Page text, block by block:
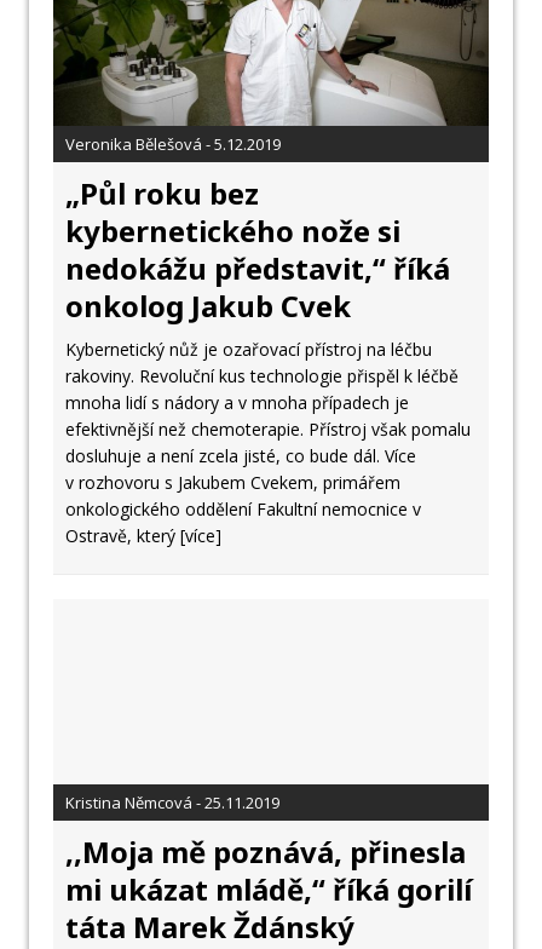
Veronika Bělešová - 5.12.2019
„Půl roku bez
kybernetického nože si
nedokážu představit,“ říká
onkolog Jakub Cvek
Kybernetický nůž je ozařovací přístroj na léčbu
rakoviny. Revoluční kus technologie přispěl k léčbě
mnoha lidí s nádory a v mnoha případech je
efektivnější než chemoterapie. Přístroj však pomalu
dosluhuje a není zcela jisté, co bude dál. Více
v rozhovoru s Jakubem Cvekem, primářem
onkologického oddělení Fakultní nemocnice v
Ostravě, který [více]
Kristina Němcová - 25.11.2019
,,Moja mě poznává, přinesla
mi ukázat mládě,“ říká gorilí
táta Marek Ždánský